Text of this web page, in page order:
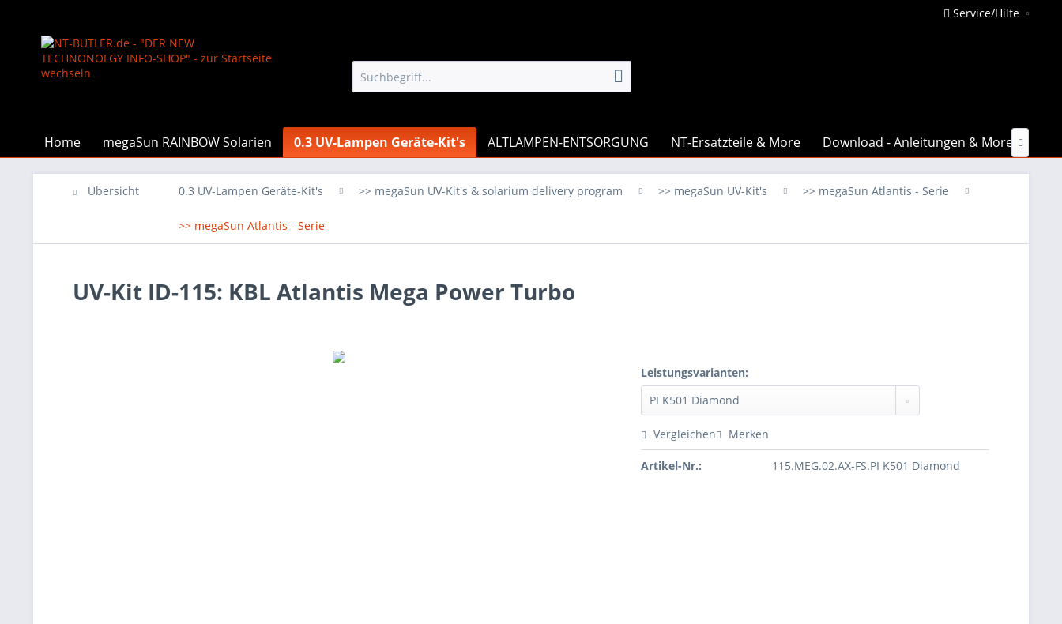
Service/Hilfe
Home megaSun RAINBOW Solarien 0.3 UV-Lampen Geräte-Kit's ALTLAMPEN-ENTSORGUNG NT-Ersatzteile & More Download - Anleitungen & More 
Übersicht 0.3 UV-Lampen Geräte-Kit's >> megaSun UV-Kit's & solarium delivery program >> megaSun UV-Kit's >> megaSun Atlantis - Serie
>> megaSun Atlantis - Serie
UV-Kit ID-115: KBL Atlantis Mega Power Turbo
Leistungsvarianten:
Vergleichen Merken
Artikel-Nr.: 115.MEG.02.AX-FS.PI K501 Diamond